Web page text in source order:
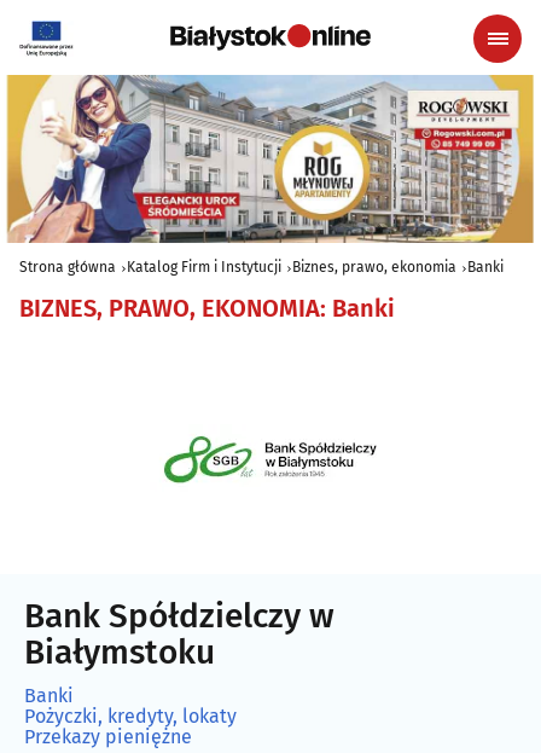
Strona główna Katalog Firm i Instytucji Biznes, prawo, ekonomia Banki
BIZNES, PRAWO, EKONOMIA: Banki
Bank Spółdzielczy w
Białymstoku
Banki
Pożyczki, kredyty, lokaty
Przekazy pieniężne